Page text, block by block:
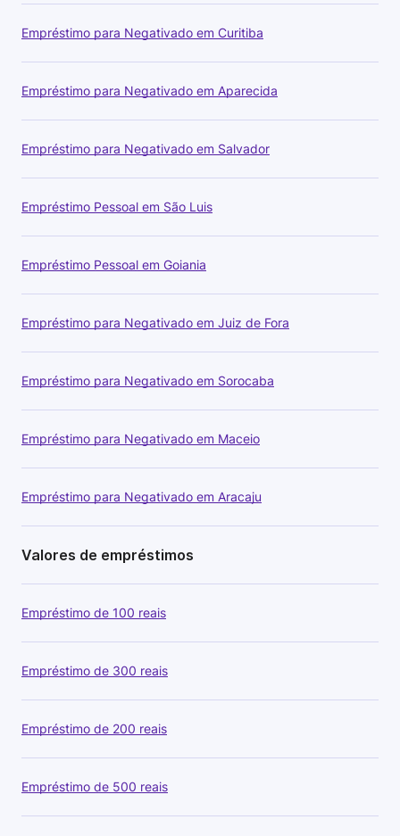
Empréstimo para Negativado em Curitiba
Empréstimo para Negativado em Aparecida
Empréstimo para Negativado em Salvador
Empréstimo Pessoal em São Luis
Empréstimo Pessoal em Goiania
Empréstimo para Negativado em Juiz de Fora
Empréstimo para Negativado em Sorocaba
Empréstimo para Negativado em Maceio
Empréstimo para Negativado em Aracaju
Valores de empréstimos
Empréstimo de 100 reais
Empréstimo de 300 reais
Empréstimo de 200 reais
Empréstimo de 500 reais